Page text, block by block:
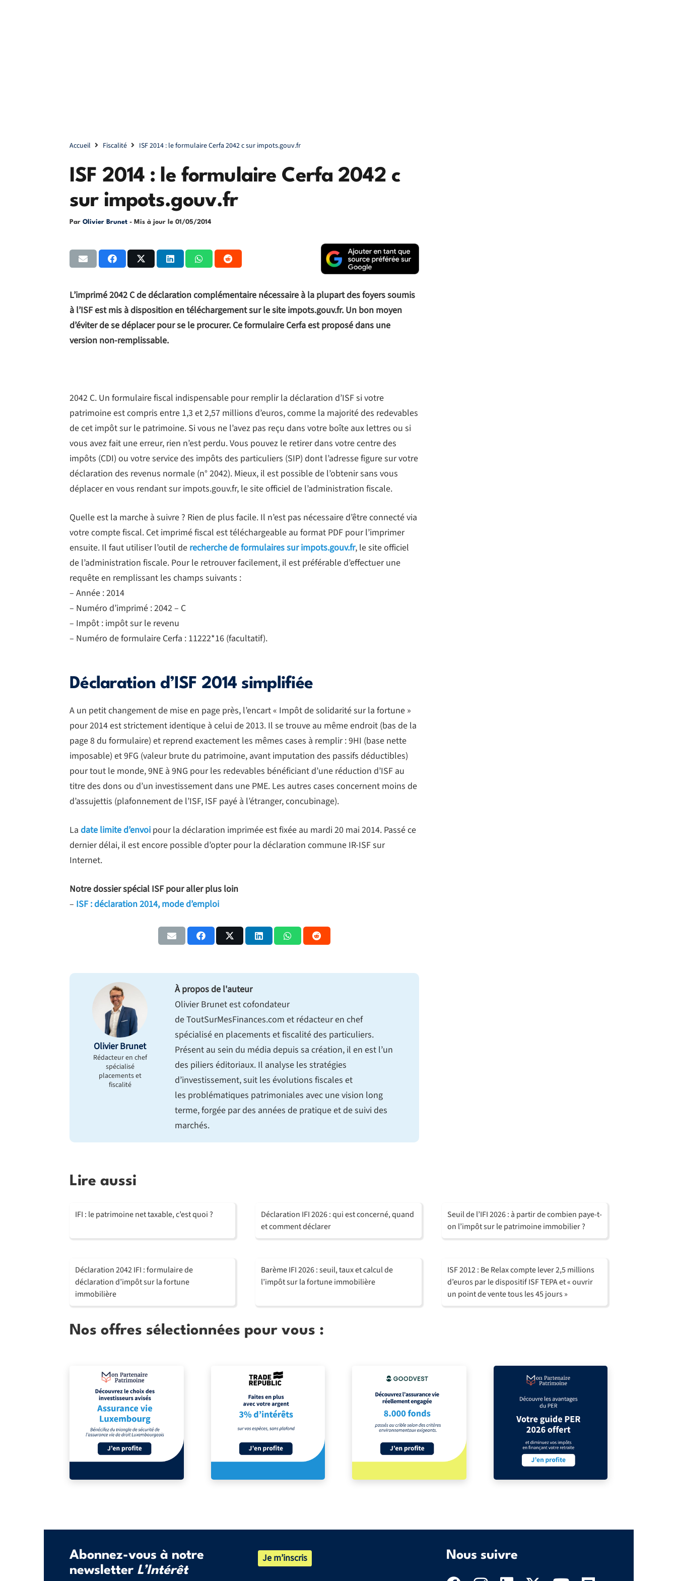
Accueil Fiscalité ISF 2014 : le formulaire Cerfa 2042 c sur impots.gouv.fr
ISF 2014 : le formulaire Cerfa 2042 c
sur impots.gouv.fr
Par Olivier Brunet - Mis à jour le 01/05/2014
L’imprimé 2042 C de déclaration complémentaire nécessaire à la plupart des foyers soumis
à l’ISF est mis à disposition en téléchargement sur le site impots.gouv.fr. Un bon moyen
d’éviter de se déplacer pour se le procurer. Ce formulaire Cerfa est proposé dans une
version non-remplissable.
2042 C. Un formulaire fiscal indispensable pour remplir la déclaration d’ISF si votre
patrimoine est compris entre 1,3 et 2,57 millions d’euros, comme la majorité des redevables
de cet impôt sur le patrimoine. Si vous ne l’avez pas reçu dans votre boîte aux lettres ou si
vous avez fait une erreur, rien n’est perdu. Vous pouvez le retirer dans votre centre des
impôts (CDI) ou votre service des impôts des particuliers (SIP) dont l’adresse figure sur votre
déclaration des revenus normale (n° 2042). Mieux, il est possible de l’obtenir sans vous
déplacer en vous rendant sur impots.gouv.fr, le site officiel de l’administration fiscale.
Quelle est la marche à suivre ? Rien de plus facile. Il n’est pas nécessaire d’être connecté via
votre compte fiscal. Cet imprimé fiscal est téléchargeable au format PDF pour l’imprimer
ensuite. Il faut utiliser l’outil de recherche de formulaires sur impots.gouv.fr, le site officiel
de l’administration fiscale. Pour le retrouver facilement, il est préférable d’effectuer une
requête en remplissant les champs suivants :
– Année : 2014
– Numéro d’imprimé : 2042 – C
– Impôt : impôt sur le revenu
– Numéro de formulaire Cerfa : 11222*16 (facultatif).
Déclaration d’ISF 2014 simplifiée
A un petit changement de mise en page près, l’encart « Impôt de solidarité sur la fortune »
pour 2014 est strictement identique à celui de 2013. Il se trouve au même endroit (bas de la
page 8 du formulaire) et reprend exactement les mêmes cases à remplir : 9HI (base nette
imposable) et 9FG (valeur brute du patrimoine, avant imputation des passifs déductibles)
pour tout le monde, 9NE à 9NG pour les redevables bénéficiant d’une réduction d’ISF au
titre des dons ou d’un investissement dans une PME. Les autres cases concernent moins de
d’assujettis (plafonnement de l’ISF, ISF payé à l’étranger, concubinage).
La date limite d’envoi pour la déclaration imprimée est fixée au mardi 20 mai 2014. Passé ce
dernier délai, il est encore possible d’opter pour la déclaration commune IR-ISF sur
Internet.
Notre dossier spécial ISF pour aller plus loin
– ISF : déclaration 2014, mode d’emploi
Olivier Brunet
Rédacteur en chef
spécialisé
placements et
fiscalité
À propos de l'auteur
Olivier Brunet est cofondateur
de ToutSurMesFinances.com et rédacteur en chef
spécialisé en placements et fiscalité des particuliers.
Présent au sein du média depuis sa création, il en est l’un
des piliers éditoriaux. Il analyse les stratégies
d’investissement, suit les évolutions fiscales et
les problématiques patrimoniales avec une vision long
terme, forgée par des années de pratique et de suivi des
marchés.
Lire aussi
IFI : le patrimoine net taxable, c’est quoi ?
Déclaration IFI 2026 : qui est concerné, quand
et comment déclarer
Seuil de l’IFI 2026 : à partir de combien paye-t-
on l’impôt sur le patrimoine immobilier ?
Déclaration 2042 IFI : formulaire de
déclaration d’impôt sur la fortune
immobilière
Barème IFI 2026 : seuil, taux et calcul de
l’impôt sur la fortune immobilière
ISF 2012 : Be Relax compte lever 2,5 millions
d’euros par le dispositif ISF TEPA et « ouvrir
un point de vente tous les 45 jours »
Nos offres sélectionnées pour vous :
Abonnez-vous à notre
newsletter L’Intérêt
Je m’inscris Nous suivre